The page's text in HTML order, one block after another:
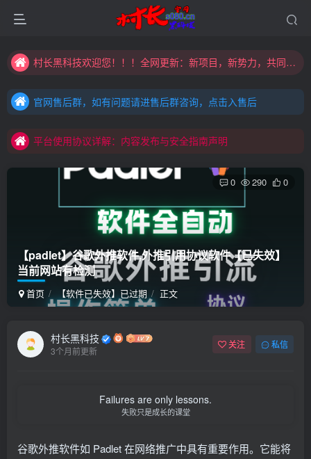
村长黑科技欢迎您！！！全网更新：新项目，新势力，共同发展
村长黑科技欢迎您！！！全网更新：新项目，新势力，共同发展
官网售后群，如有问题请进售后群咨询，点击入售后
平台使用协议详解：内容发布与安全指南声明
【padlet】谷歌外推软件,外推引用协议软件【已失效】
当前网站有检测
首页 【软件已失效】已过期 正文
0 290 0
村长黑科技
3个月前更新
关注 私信
Failures are only lessons.
失败只是成长的课堂
谷歌外推软件如 Padlet 在网络推广中具有重要作用。它能将